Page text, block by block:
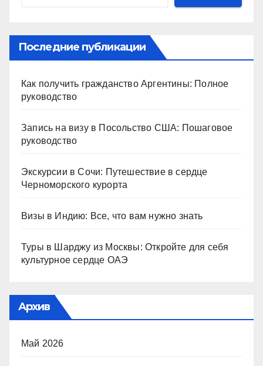
Последние публикации
Как получить гражданство Аргентины: Полное
руководство
Запись на визу в Посольство США: Пошаговое
руководство
Экскурсии в Сочи: Путешествие в сердце
Черноморского курорта
Визы в Индию: Все, что вам нужно знать
Туры в Шарджу из Москвы: Откройте для себя
культурное сердце ОАЭ
Архив
Май 2026